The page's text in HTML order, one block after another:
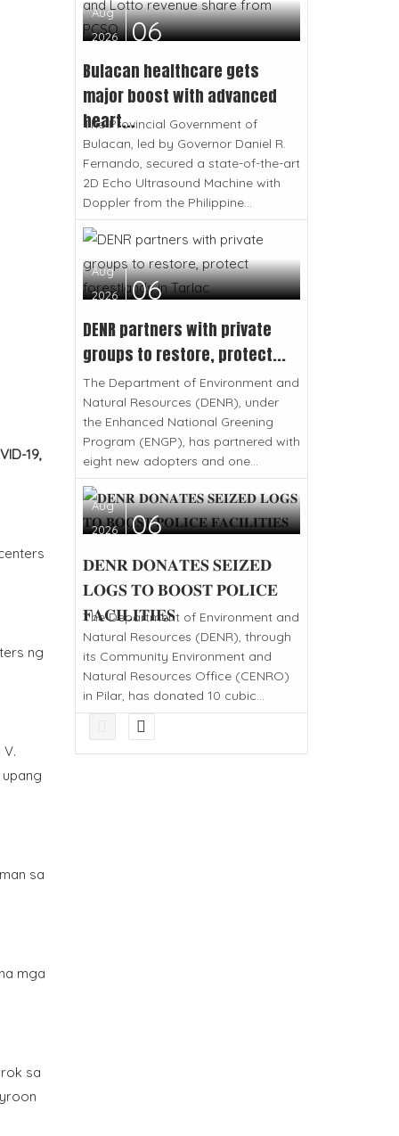
19,
ng
sa
mga
sa
Aug
2026
06
Bulacan healthcare gets
major boost with advanced
heart...
The Provincial Government of
Bulacan, led by Governor Daniel R.
Fernando, secured a state-of-the-art
2D Echo Ultrasound Machine with
Doppler from the Philippine...
Aug
2026
06
DENR partners with private
groups to restore, protect...
The Department of Environment and
Natural Resources (DENR), under
the Enhanced National Greening
Program (ENGP), has partnered with
eight new adopters and one...
Aug
2026
06
𝐃𝐄𝐍𝐑 𝐃𝐎𝐍𝐀𝐓𝐄𝐒 𝐒𝐄𝐈𝐙𝐄𝐃
𝐋𝐎𝐆𝐒 𝐓𝐎 𝐁𝐎𝐎𝐒𝐓 𝐏𝐎𝐋𝐈𝐂𝐄
𝐅𝐀𝐂𝐈𝐋𝐈𝐓𝐈𝐄𝐒
The Department of Environment and
Natural Resources (DENR), through
its Community Environment and
Natural Resources Office (CENRO)
in Pilar, has donated 10 cubic...